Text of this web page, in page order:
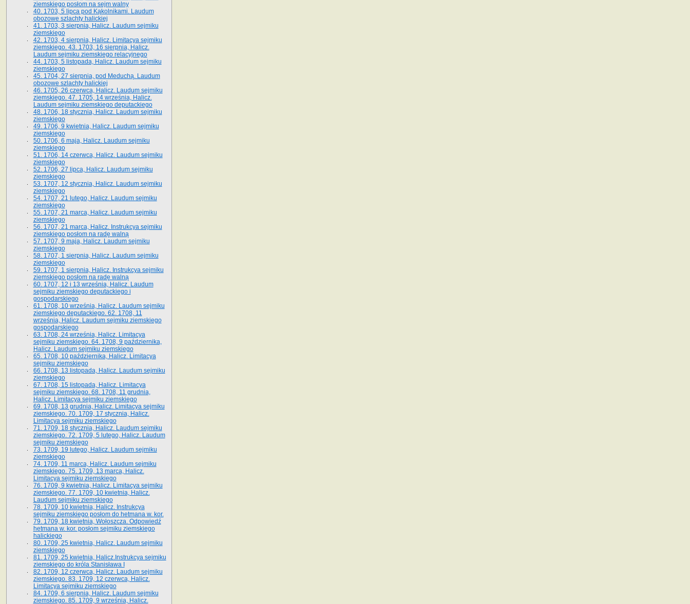
ziemskiego posłom na sejm walny
40. 1703, 5 lipca pod Kąkolnikami. Laudum
obozowe szlachty halickiej
41­. 1703, 3 sierpnia, Halicz. Laudum sejmiku
ziemskiego
42. 1703, 4 sierpnia, Halicz. Limitacya sejmiku
ziemskiego. 43. 1703, 16 sierpnia, Halicz.
Laudum sejmiku ziemskiego relacyjnego
44. 1703, 5 listopada, Halicz. Laudum sejmiku
ziemskiego
45. 1704, 27 sierpnia, pod Meduchą. Laudum
obozowe szlachty halickiej
46. 1705, 26 czerwca, Halicz. Laudum sejmiku
ziemskiego. 47. 1705, 14 września, Halicz.
Laudum sejmiku ziemskiego deputackiego
48. 1706, 18 stycznia, Halicz. Laudum sejmiku
ziemskiego
49. 1706, 9 kwietnia, Halicz. Laudum sejmiku
ziemskiego
50. 1706, 6 maja, Halicz. Laudum sejmiku
ziemskiego
51. 1706, 14 czerwca, Halicz. Laudum sejmiku
ziemskiego
52. 1706, 27 lipca, Halicz. Laudum sejmiku
ziemskiego
53. 1707, 12 stycznia, Halicz. Laudum sejmiku
ziemskiego
54. 1707, 21 lutego, Halicz. Laudum sejmiku
ziemskiego
55. 1707, 21 marca, Halicz. Laudum sejmiku
ziemskiego
56. 1707, 21 marca, Halicz. Instrukcya sejmiku
ziemskiego posłom na radę walną
57. 1707, 9 maja, Halicz. Laudum sejmiku
ziemskiego
58. 1707, 1 sierpnia, Halicz. Laudum sejmiku
ziemskiego
59. 1707, 1 sierpnia, Halicz. Instrukcya sejmiku
ziemskiego posłom na radę walną
60. 1707, 12 i 13 września, Halicz. Laudum
sejmiku ziemskiego deputackiego i
gospodarskiego
61. 1708, 10 września, Halicz. Laudum sejmiku
ziemskiego deputackiego. 62. 1708, 11
września, Halicz. Laudum sejmiku ziemskiego
gospodarskiego
63. 1708, 24 września, Halicz. Limitacya
sejmiku ziemskiego. 64. 1708, 9 października,
Halicz. Laudum sejmiku ziemskiego
65­. 1708, 10 października, Halicz. Limitacya
sejmiku ziemskiego
66. 1708, 13 listopada, Halicz. Laudum sejmiku
ziemskiego
67. 1708, 15 listopada, Halicz. Limitacya
sejmiku ziemskiego. 68. 1708, 11 grudnia,
Halicz. Limitacya sejmiku ziemskiego
69. 1708, 13 grudnia, Halicz. Limitacya sejmiku
ziemskiego. 70. 1709, 17 stycznia, Halicz.
Limitacya sejmiku ziemskiego
71. 1709, 18 stycznia, Halicz. Laudum sejmiku
ziemskiego. 72. 1709, 5 lutego, Halicz. Laudum
sejmiku ziemskiego
73. 1709, 19 lutego, Halicz. Laudum sejmiku
ziemskiego
74. 1709, 11 marca, Halicz. Laudum sejmiku
ziemskiego. 75. 1709, 13 marca, Halicz.
Limitacya sejmiku ziemskiego
76. 1709, 9 kwietnia, Halicz. Limitacya sejmiku
ziemskiego. 77. 1709, 10 kwietnia, Halicz.
Laudum sejmiku ziemskiego
78. 1709, 10 kwietnia, Halicz. Instrukcya
sejmiku ziemskiego posłom do hetmana w. kor.
79. 1709, 18 kwietnia, Wołoszcza. Odpowiedź
hetmana w. kor. posłom sejmiku ziemskiego
halickiego
80. 1709, 25 kwietnia, Halicz. Laudum sejmiku
ziemskiego
81. 1709, 25 kwietnia, Halicz.Instrukcya sejmiku
ziemskiego do króla Stanisława I
82. 1709, 12 czerwca, Halicz. Laudum sejmiku
ziemskiego. 83. 1709, 12 czerwca, Halicz.
Limitacya sejmiku ziemskiego
84. 1709, 6 sierpnia, Halicz. Laudum sejmiku
ziemskiego. 85. 1709, 9 września, Halicz.